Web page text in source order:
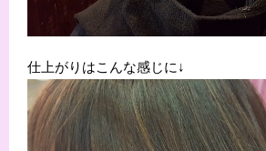
仕上がりはこんな感じに↓